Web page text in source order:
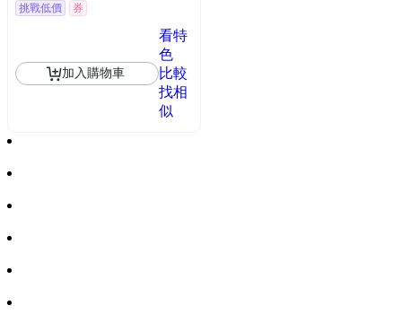
挑戰低價
券
加入購物車
看特
色
比較
找相
似